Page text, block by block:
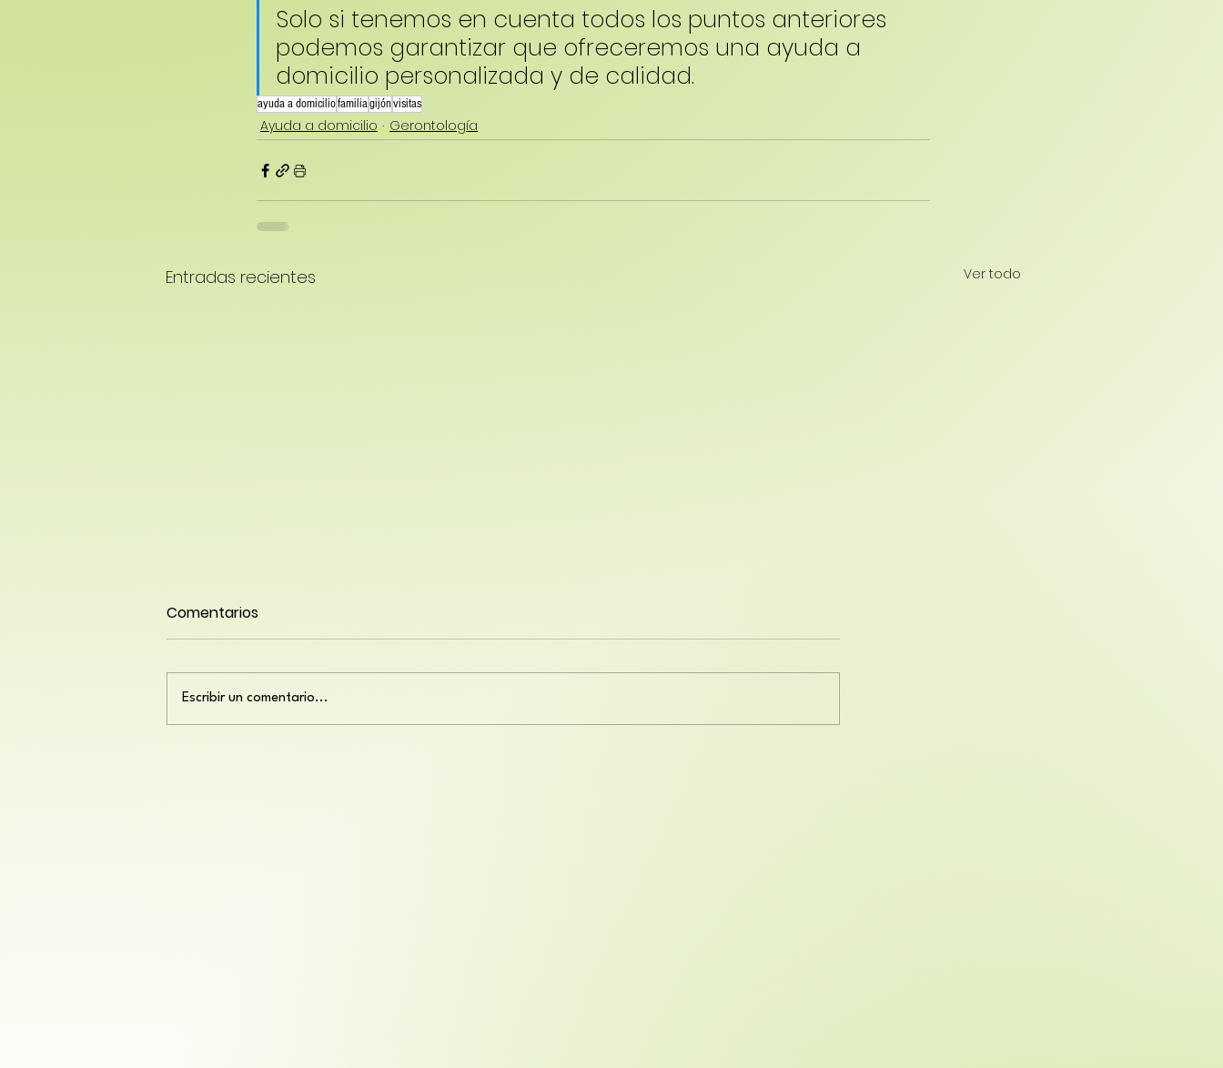
Solo si tenemos en cuenta todos los puntos anteriores
podemos garantizar que ofreceremos una ayuda a
domicilio personalizada y de calidad.
ayuda a domiciliofamiliagijónvisitas
Ayuda a domicilio Gerontología
Entradas recientes Ver todo
Comentarios
Escribir un comentario...